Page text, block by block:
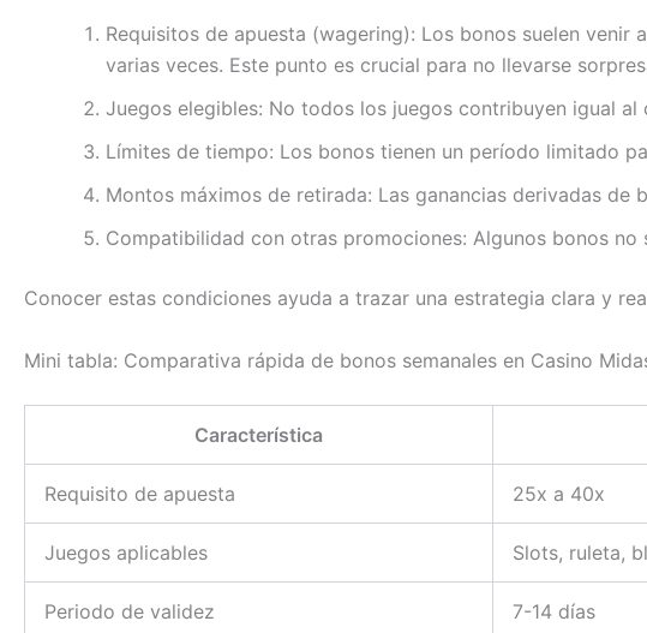
Requisitos de apuesta (wagering): Los bonos suelen
varias veces. Este punto es crucial para no llevarse
Juegos elegibles: No todos los juegos contribuyen igual
Límites de tiempo: Los bonos tienen un período limitado
Montos máximos de retirada: Las ganancias derivadas
Compatibilidad con otras promociones: Algunos bonos
Conocer estas condiciones ayuda a trazar una estrategia clara y
Mini tabla: Comparativa rápida de bonos semanales en Casino
Característica
Requisito de apuesta 25x a 40x
Juegos aplicables Slots, ruleta,
Periodo de validez 7-14 días